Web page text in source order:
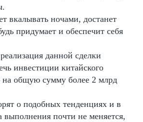
вкалывать ночами, достанет
придумает и обеспечит себя
данной сделки
инвестиции китайского
общую сумму более 2 млрд
о подобных тенденциях и в
выполнения почти не меняется,